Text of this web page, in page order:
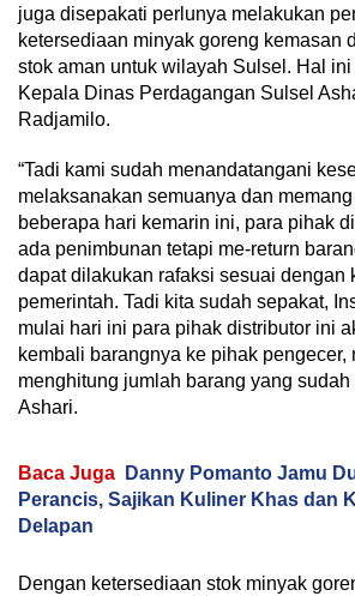
juga disepakati perlunya melakukan
ketersediaan minyak goreng kemasan
stok aman untuk wilayah Sulsel. Hal
Kepala Dinas Perdagangan Sulsel
Radjamilo.
“Tadi kami sudah menandatangani
melaksanakan semuanya dan
beberapa hari kemarin ini, para pihak
ada penimbunan tetapi me-return
dapat dilakukan rafaksi sesuai dengan
pemerintah. Tadi kita sudah sepakat,
mulai hari ini para pihak distributor ini
kembali barangnya ke pihak pengecer,
menghitung jumlah barang yang sudah
Ashari.
Baca Juga
Danny Pomanto Jamu
Perancis, Sajikan Kuliner Khas dan
Delapan
Dengan ketersediaan stok minyak